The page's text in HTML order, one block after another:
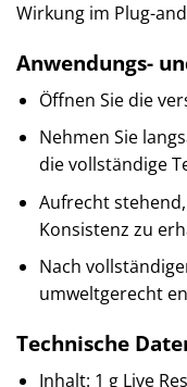
Wirkung im Plug-
Anwendungs-
Öffnen Sie die
Nehmen Sie
die vollständige
Aufrecht
Konsistenz zu
Nach
umweltgerecht
Technische
Inhalt: 1 g Live